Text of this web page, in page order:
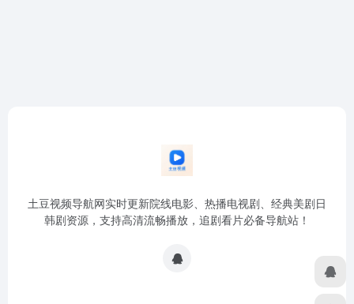
土豆视频导航网实时更新院线电影、热播电视剧、经典美剧日
韩剧资源，支持高清流畅播放，追剧看片必备导航站！